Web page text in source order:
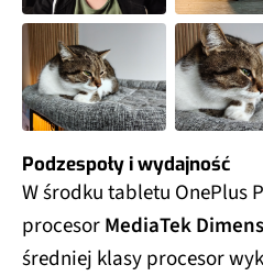
Podzespoły i wydajność
W środku tabletu OnePlus
procesorMediaTek
średniej klasy procesor